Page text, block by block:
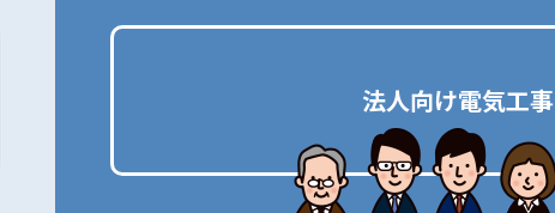
法人向け電気工事